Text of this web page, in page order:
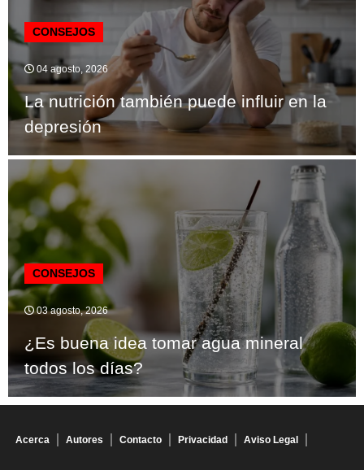
CONSEJOS
04 agosto, 2026
La nutrición también puede influir en la
depresión
CONSEJOS
03 agosto, 2026
¿Es buena idea tomar agua mineral
todos los días?
Acerca Autores Contacto Privacidad Aviso Legal